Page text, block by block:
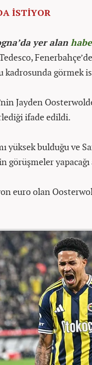
İSTİYOR
yer alan
kadrosunda görmek
Jayden
ifade edildi.
yüksek bulduğu ve
görüşmeler yapacağı
euro olan